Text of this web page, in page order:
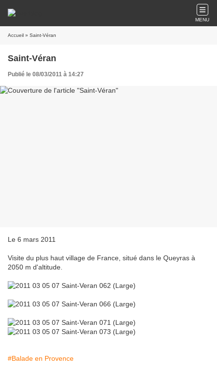
MENU
Accueil » Saint-Véran
Saint-Véran
Publié le 08/03/2011 à 14:27
Le 6 mars 2011
Visite du plus haut village de France, situé dans le Queyras à
2050 m d'altitude.
#Balade en Provence